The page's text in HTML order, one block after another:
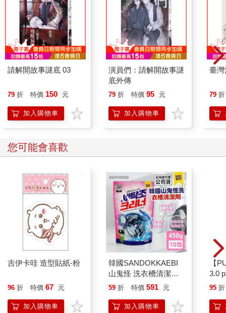
「這實在太棒了。怎麼從來沒有人告訴我。真希望有人早點跟我
分享這件事。」當時的我這麼想。
那是與過往日子截然不同的人生。沒錢也沒關係，也沒必要出人
頭地。不受異性歡迎，更是無所謂。因為，比那些事更重要的人
生法則，不就在這裡嗎？
人生，其實只有兩種活法。我之所以敢如此肯定，是因為我親身
走過的經歷，正是最有力的證明。
請解開故事謎底 03
79 折 特價 150 元
加入購物車
演員們：請解開故事謎
底外傳
79 折 特價 95 元
加入購物車
臺
79 折
您可能會喜歡
吉伊卡哇 造型貼紙-粉
96 折 特價 67 元
加入購物車
韓國SANDOKKAEBI
山鬼怪 洗衣槽清潔劑
450公克-10包組
59 折 特價 591 元
加入購物車
【
3.0
粉
95 折